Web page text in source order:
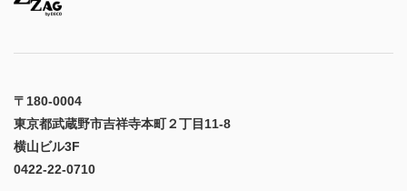
〒180-0004
東京都武蔵野市吉祥寺本町２丁目11-8
横山ビル3F
0422-22-0710